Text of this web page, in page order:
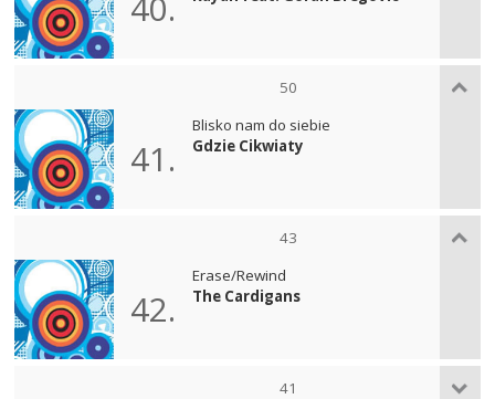
50
41.
Blisko nam do siebie
Gdzie Cikwiaty
43
42.
Erase/Rewind
The Cardigans
41